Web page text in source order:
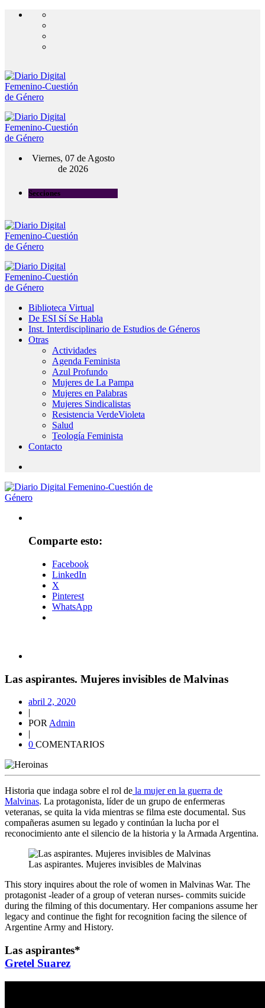
Viernes, 07 de Agosto
de 2026
Secciones
Biblioteca Virtual
De ESI Sí Se Habla
Inst. Interdisciplinario de Estudios de Géneros
Otras
Actividades
Agenda Feminista
Azul Profundo
Mujeres de La Pampa
Mujeres en Palabras
Mujeres Sindicalistas
Resistencia VerdeVioleta
Salud
Teología Feminista
Contacto
Comparte esto:
Facebook
LinkedIn
X
Pinterest
WhatsApp
Las aspirantes. Mujeres invisibles de Malvinas
abril 2, 2020
|
POR Admin
|
0 COMENTARIOS
Historia que indaga sobre el rol de la mujer en la guerra de
Malvinas. La protagonista, líder de un grupo de enfermeras
veteranas, se quita la vida mientras se filma este documental. Sus
compañeras asumen su legado y continúan la lucha por el
reconocimiento ante el silencio de la historia y la Armada Argentina.
Las aspirantes. Mujeres invisibles de Malvinas
This story inquires about the role of women in Malvinas War. The
protagonist -leader of a group of veteran nurses- commits suicide
during the filming of this documentary. Her companions assume her
legacy and continue the fight for recognition facing the silence of
Argentine Army and History.
Las aspirantes*
Gretel Suarez